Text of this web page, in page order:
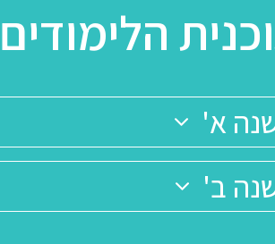
הלימודים
א'
ב'